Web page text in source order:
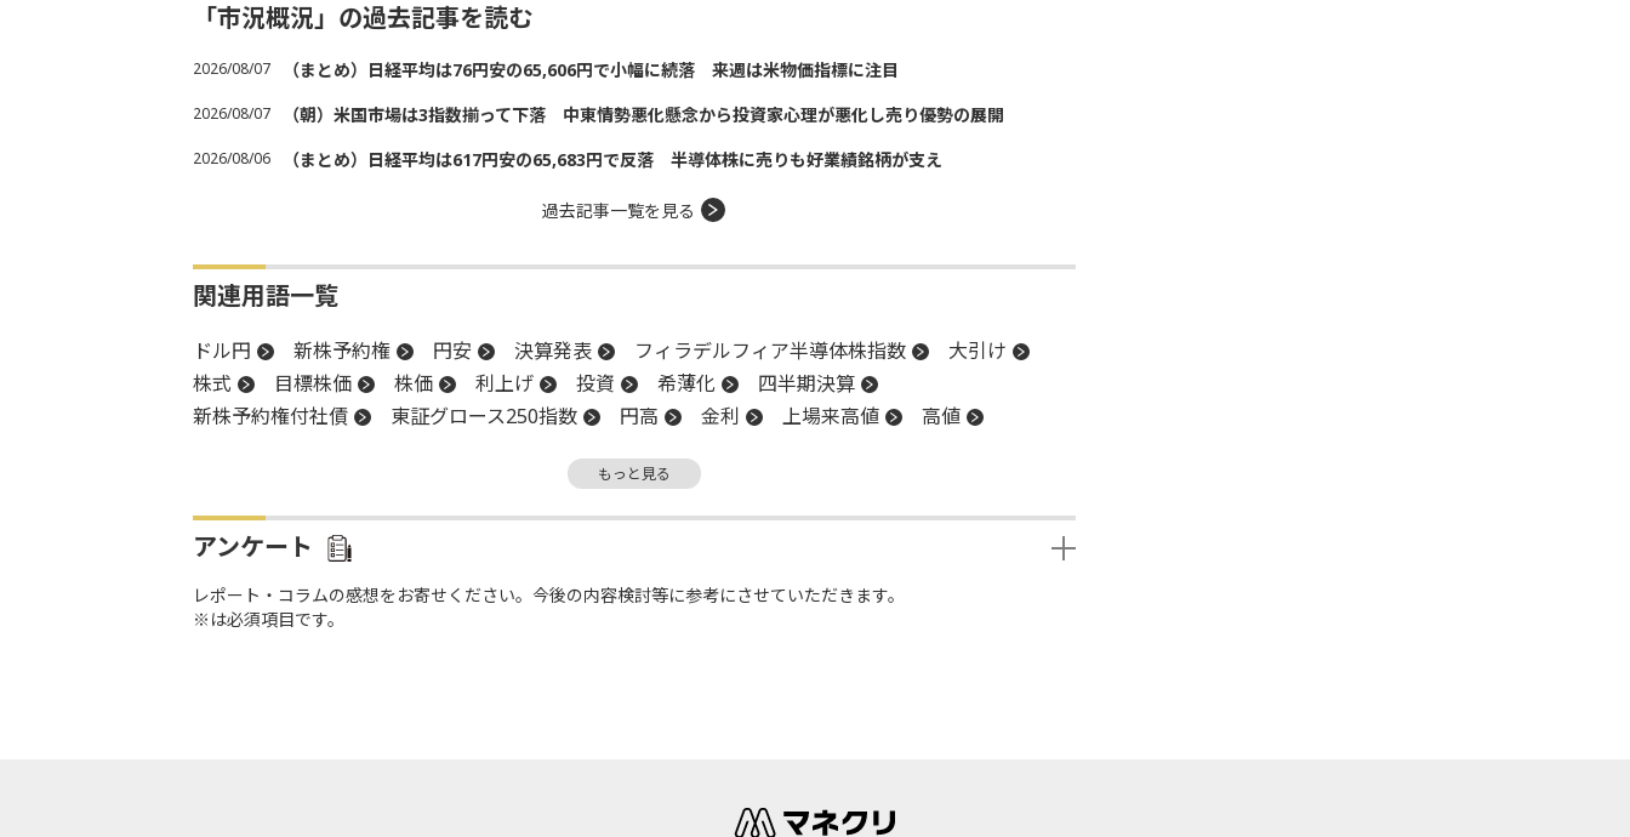
「市況概況」の過去記事を読む
2026/08/07 （まとめ）日経平均は76円安の65,606円で小幅に続落 来週は米物価指標に注目
2026/08/07 （朝）米国市場は3指数揃って下落 中東情勢悪化懸念から投資家心理が悪化し売り優勢の展開
2026/08/06 （まとめ）日経平均は617円安の65,683円で反落 半導体株に売りも好業績銘柄が支え
過去記事一覧を見る
関連用語一覧
ドル円 新株予約権 円安 決算発表 フィラデルフィア半導体株指数
大引け
株式
目標株価 株価 利上げ 投資 希薄化
四半期決算
新株予約権付社債
東証グロース250指数 円高 金利 上場来高値
高値
堅調 後場
新興市場
上場 続伸 続落 TOB 日銀 反落
もっと見る
アンケート
レポート・コラムの感想をお寄せください。今後の内容検討等に参考にさせていただきます。
※は必須項目です。